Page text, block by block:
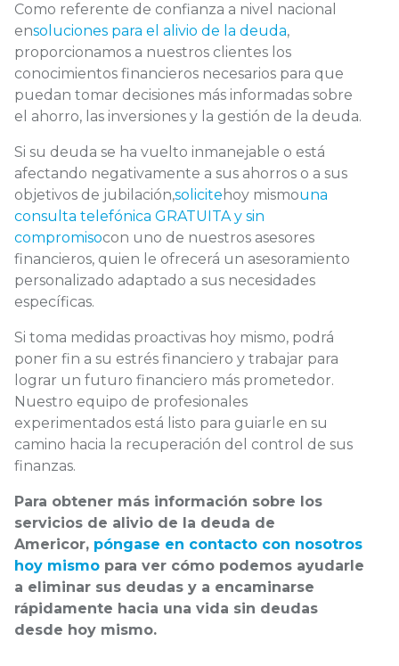
Como referente de confianza a nivel nacional
ensoluciones para el alivio de la deuda,
proporcionamos a nuestros clientes los
conocimientos financieros necesarios para que
puedan tomar decisiones más informadas sobre
el ahorro, las inversiones y la gestión de la deuda.
Si su deuda se ha vuelto inmanejable o está
afectando negativamente a sus ahorros o a sus
objetivos de jubilación,solicite hoy mismouna
consulta telefónica GRATUITA y sin
compromisocon uno de nuestros asesores
financieros, quien le ofrecerá un asesoramiento
personalizado adaptado a sus necesidades
específicas.
Si toma medidas proactivas hoy mismo, podrá
poner fin a su estrés financiero y trabajar para
lograr un futuro financiero más prometedor.
Nuestro equipo de profesionales
experimentados está listo para guiarle en su
camino hacia la recuperación del control de sus
finanzas.
Para obtener más información sobre los
servicios de alivio de la deuda de
Americor, póngase en contacto con nosotros
hoy mismo para ver cómo podemos ayudarle
a eliminar sus deudas y a encaminarse
rápidamente hacia una vida sin deudas
desde hoy mismo.